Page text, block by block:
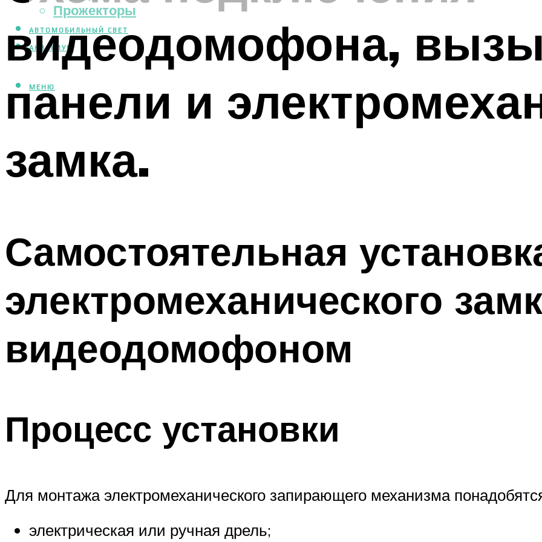
Прожекторы
АВТОМОБИЛЬНЫЙ СВЕТ
АКВАРИУМ
МЕНЮ
видеодомофона,
панели и
замка.
Самостоятельная
электромеханического
видеодомофоном
Процесс установки
Для монтажа электромеханического запирающего механизма
электрическая или ручная дрель;